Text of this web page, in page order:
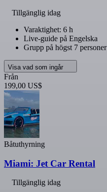
Tillgänglig idag
Varaktighet: 6 h
Live-guide på Engelska
Grupp på högst 7 personer
Visa vad som ingår
Från
199,00 US$
Båtuthyrning
Miami: Jet Car Rental
Tillgänglig idag